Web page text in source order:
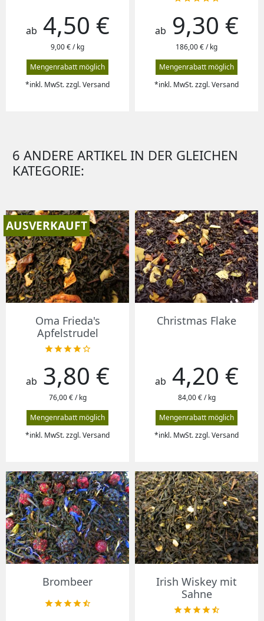
Preis
ab 4,50 €
9,00 € / kg
Mengenrabatt möglich
*inkl. MwSt. zzgl. Versand
Preis
ab 9,30 €
186,00 € / kg
Mengenrabatt möglich
*inkl. MwSt. zzgl. Versand
6 ANDERE ARTIKEL IN DER GLEICHEN
KATEGORIE:
Oma Frieda's
Apfelstrudel

Preis
ab 3,80 €
76,00 € / kg
Mengenrabatt möglich
*inkl. MwSt. zzgl. Versand
AUSVERKAUFT
Christmas Flake
Preis
ab 4,20 €
84,00 € / kg
Mengenrabatt möglich
*inkl. MwSt. zzgl. Versand
Brombeer

Irish Wiskey mit
Sahne
